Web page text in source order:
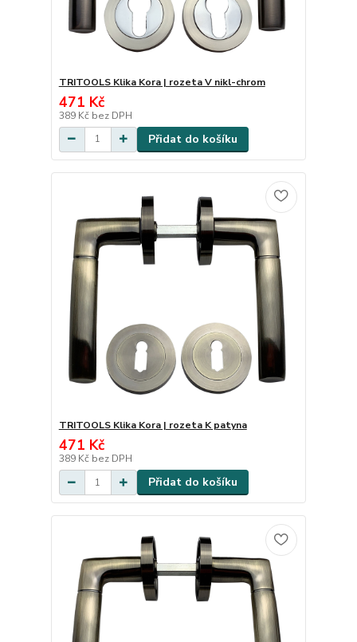
TRITOOLS Klika Kora | rozeta V nikl-chrom
471 Kč
389 Kč bez DPH
Přidat do košíku
TRITOOLS Klika Kora | rozeta K patyna
471 Kč
389 Kč bez DPH
Přidat do košíku